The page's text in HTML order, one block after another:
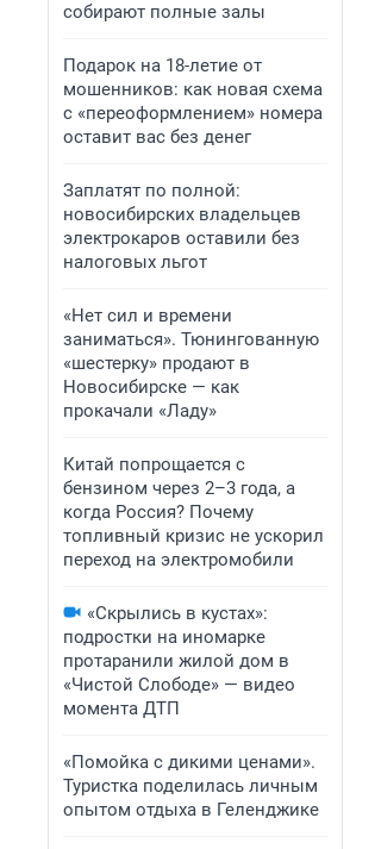
собирают полные залы
Подарок на 18-летие от
мошенников: как новая схема
с «переоформлением» номера
оставит вас без денег
Заплатят по полной:
новосибирских владельцев
электрокаров оставили без
налоговых льгот
«Нет сил и времени
заниматься». Тюнингованную
«шестерку» продают в
Новосибирске — как
прокачали «Ладу»
Китай попрощается с
бензином через 2–3 года, а
когда Россия? Почему
топливный кризис не ускорил
переход на электромобили
«Скрылись в кустах»:
подростки на иномарке
протаранили жилой дом в
«Чистой Слободе» — видео
момента ДТП
«Помойка с дикими ценами».
Туристка поделилась личным
опытом отдыха в Геленджике